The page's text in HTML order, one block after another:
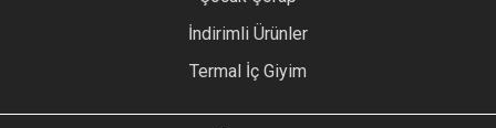
İndirimli Ürünler
Termal İç Giyim